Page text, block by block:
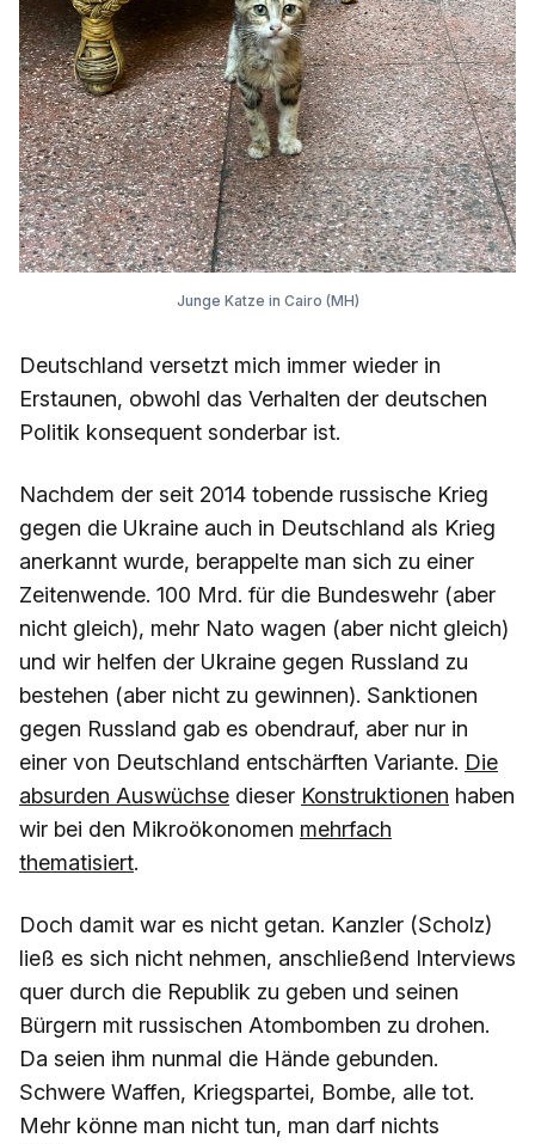
Junge Katze in Cairo (MH)
Deutschland versetzt mich immer wieder in
Erstaunen, obwohl das Verhalten der deutschen
Politik konsequent sonderbar ist.
Nachdem der seit 2014 tobende russische Krieg
gegen die Ukraine auch in Deutschland als Krieg
anerkannt wurde, berappelte man sich zu einer
Zeitenwende. 100 Mrd. für die Bundeswehr (aber
nicht gleich), mehr Nato wagen (aber nicht gleich)
und wir helfen der Ukraine gegen Russland zu
bestehen (aber nicht zu gewinnen). Sanktionen
gegen Russland gab es obendrauf, aber nur in
einer von Deutschland entschärften Variante. Die
absurden Auswüchse dieser Konstruktionen haben
wir bei den Mikroökonomen mehrfach
thematisiert.
Doch damit war es nicht getan. Kanzler (Scholz)
ließ es sich nicht nehmen, anschließend Interviews
quer durch die Republik zu geben und seinen
Bürgern mit russischen Atombomben zu drohen.
Da seien ihm nunmal die Hände gebunden.
Schwere Waffen, Kriegspartei, Bombe, alle tot.
Mehr könne man nicht tun, man darf nichts